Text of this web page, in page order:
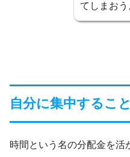
てしまおう
自分に集中するこ
時間という名の分配金を活